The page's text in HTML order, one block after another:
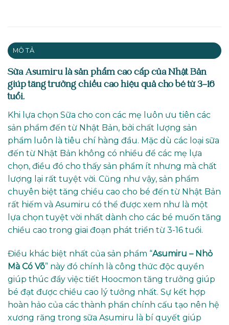
MÔ TẢ
Sữa Asumiru là sản phẩm cao cấp của Nhật Bản
giúp tăng trưởng chiều cao hiệu quả cho bé từ 3-16
tuổi.
Khi lựa chọn Sữa cho con các mẹ luôn ưu tiên các
sản phẩm đến từ Nhật Bản, bởi chất lượng sản
phẩm luôn là tiêu chí hàng đầu. Mặc dù các loại sữa
đến từ Nhật Bản không có nhiều để các mẹ lựa
chọn, điều đó cho thấy sản phẩm ít nhưng mà chất
lượng lại rất tuyệt vời. Cũng như vậy, sản phẩm
chuyên biệt tăng chiều cao cho bé đến từ Nhật Bản
rất hiếm và Asumiru có thể được xem như là một
lựa chọn tuyệt vời nhất dành cho các bé muốn tăng
chiều cao trong giai đoạn phát triển từ 3-16 tuổi.
Điều khác biệt nhất của sản phẩm “Asumiru – Nhỏ
Mà Có Võ” này đó chính là công thức độc quyền
giúp thúc đẩy việc tiết Hoocmon tăng trưởng giúp
bé đạt được chiều cao lý tưởng nhất. Sự kết hợp
hoàn hảo của các thành phần chính cấu tạo nên hệ
xương răng trong sữa Asumiru là bí quyết giúp